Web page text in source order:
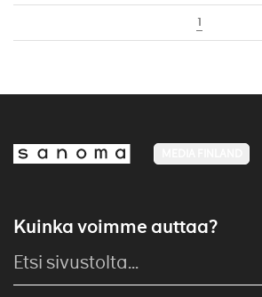
1
Kuinka voimme auttaa?